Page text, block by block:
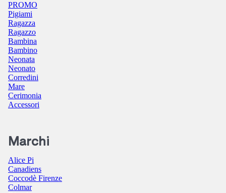
PROMO
Pigiami
Ragazza
Ragazzo
Bambina
Bambino
Neonata
Neonato
Corredini
Mare
Cerimonia
Accessori
Marchi
Alice Pi
Canadiens
Coccodè Firenze
Colmar